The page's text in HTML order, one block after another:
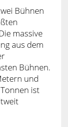
Bühnen
massive
aus dem
Bühnen.
und
ist